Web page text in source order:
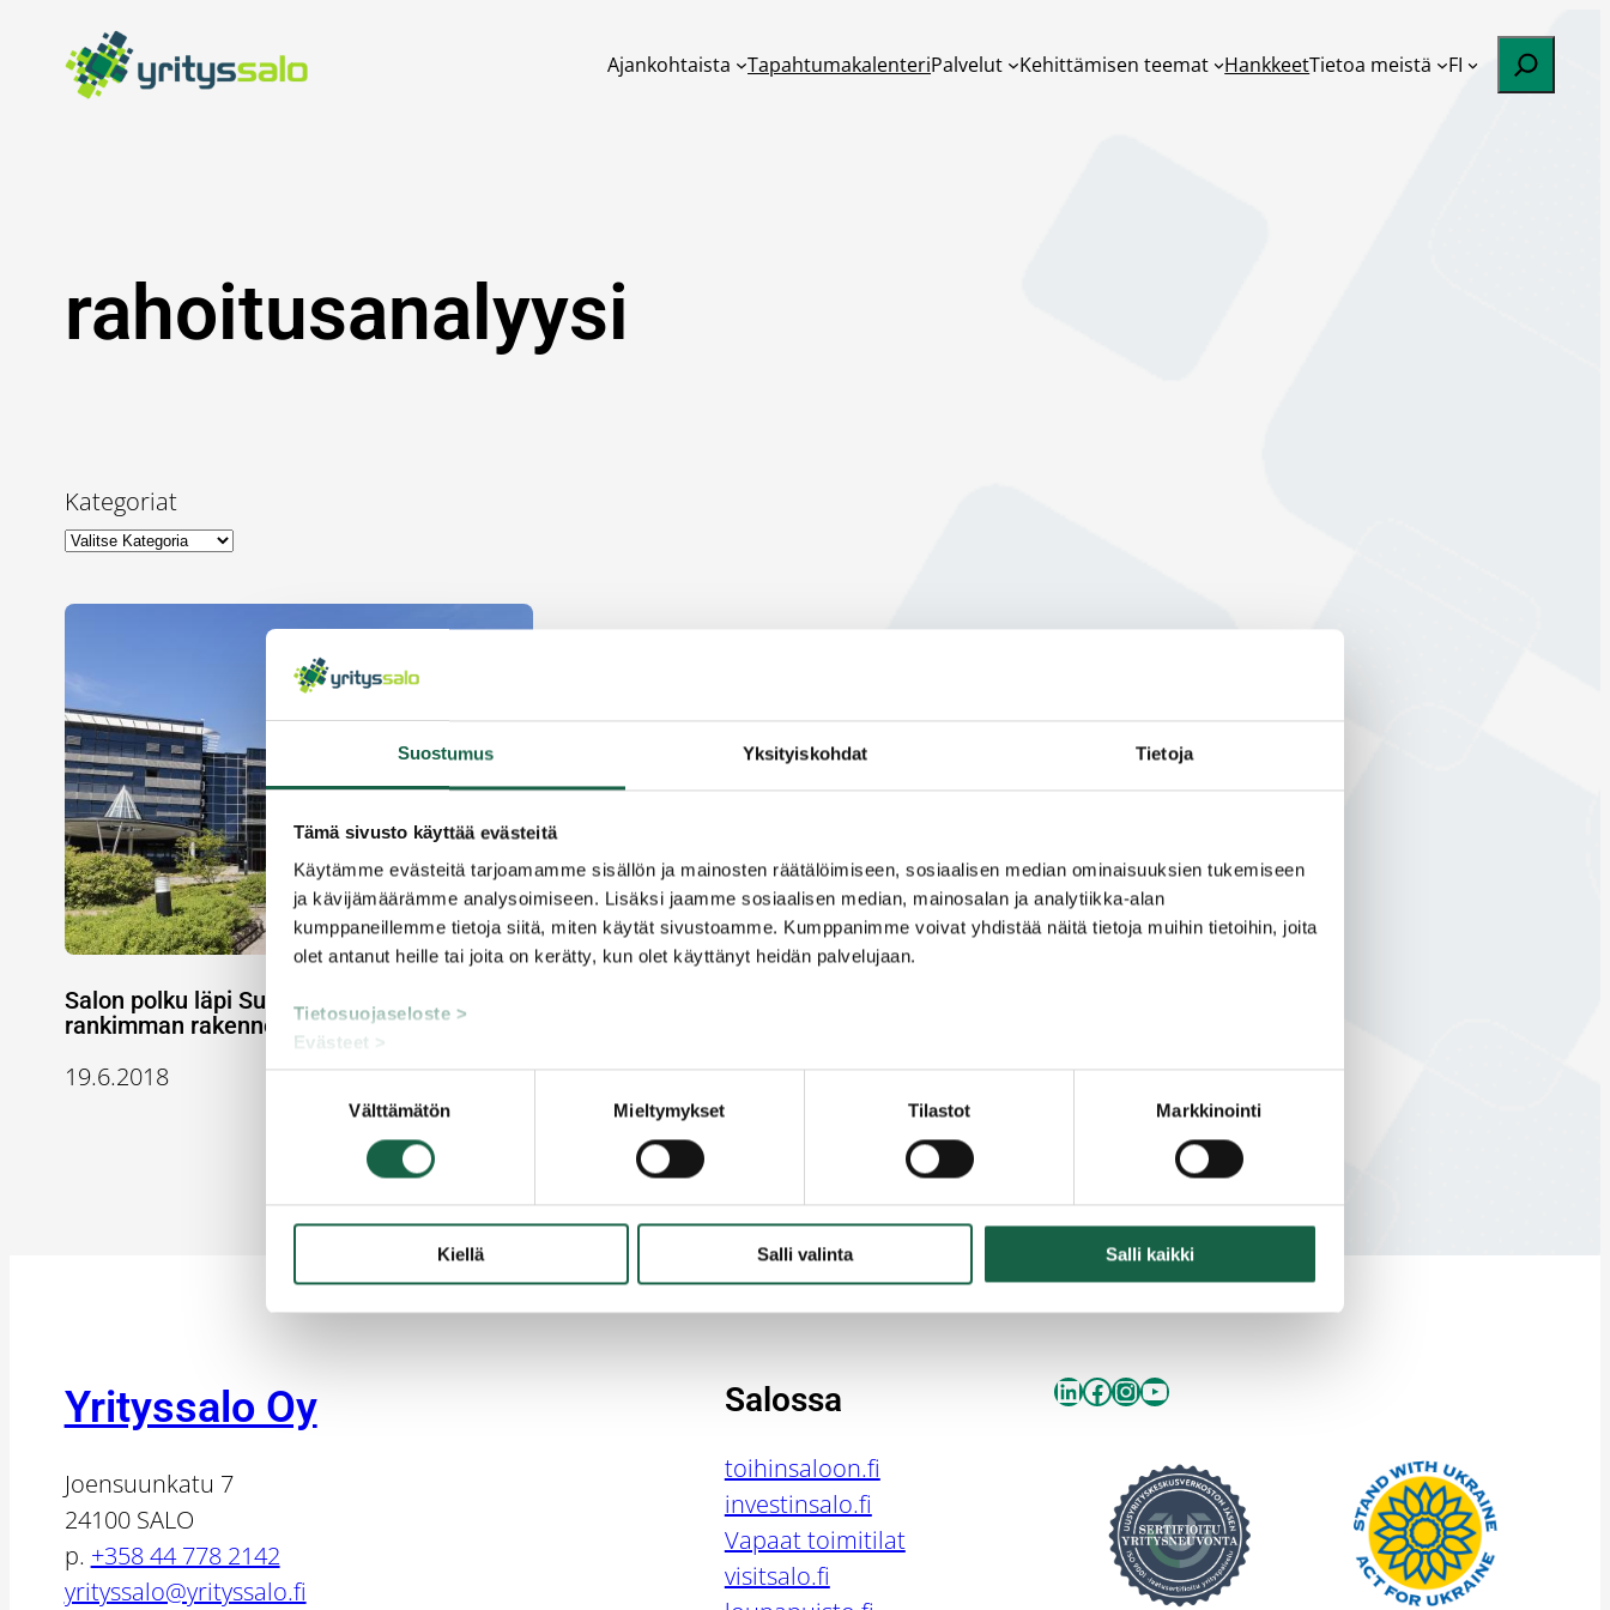
Suostumus Yksityiskohdat Tietoja
Tämä sivusto käyttää evästeitä
Käytämme evästeitä tarjoamamme sisällön ja mainosten räätälöimiseen, sosiaalisen median ominaisuuksien tukemiseen
ja kävijämäärämme analysoimiseen. Lisäksi jaamme sosiaalisen median, mainosalan ja analytiikka-alan
kumppaneillemme tietoja siitä, miten käytät sivustoamme. Kumppanimme voivat yhdistää näitä tietoja muihin tietoihin, joita
olet antanut heille tai joita on kerätty, kun olet käyttänyt heidän palvelujaan.
Tietosuojaseloste >
Evästeet >
Välttämätön Mieltymykset Tilastot Markkinointi
Kiellä Salli valinta Salli kaikki
sisältöön
Ajankohtaista TapahtumakalenteriPalvelut Kehittämisen teemat HankkeetTietoa meistä FI Etsi
rahoitusanalyysi
Kategoriat
Salon polku läpi Suomen teollisen historian
rankimman rakennemuutoksen
19.6.2018
Yrityssalo Oy
Joensuunkatu 7
24100 SALO
p. +358 44 778 2142
yrityssalo@yrityssalo.fi
Salossa
toihinsaloon.fi
investinsalo.fi
Vapaat toimitilat
visitsalo.fi
LinkedIn
Facebook
Instagram
YouTube